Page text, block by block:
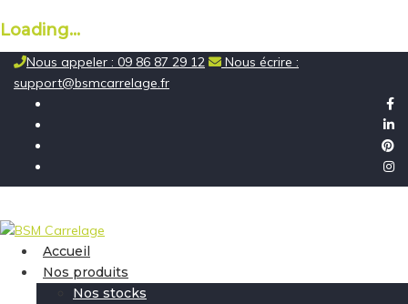
Loading...
Skip
content
Nous appeler : 09 86 87 29 12
Nous écrire :
support@bsmcarrelage.fr
Accueil
Nos produits
Nos stocks